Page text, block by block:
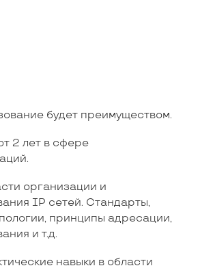
будет преимуществом.
2 лет в сфере
организации и
IP сетей. Стандарты,
принципы адресации,
и т.д.
навыки в области